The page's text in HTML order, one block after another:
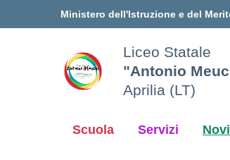
Ministero dell'Istruzione e del
Liceo Statale
"Antonio
Aprilia (LT)
Scuola Servizi